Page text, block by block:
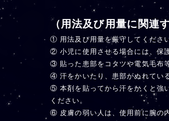
（用法及び用量に関連
① 用法及び用量を厳守してくださ
② 小児に使用させる場合には、保
③ 貼った患部をコタツや電気毛布
④ 汗をかいたり、患部がぬれてい
⑤ 本剤を貼ってから汗をかくと強
ください。
⑥ 皮膚の弱い人は、使用前に腕の